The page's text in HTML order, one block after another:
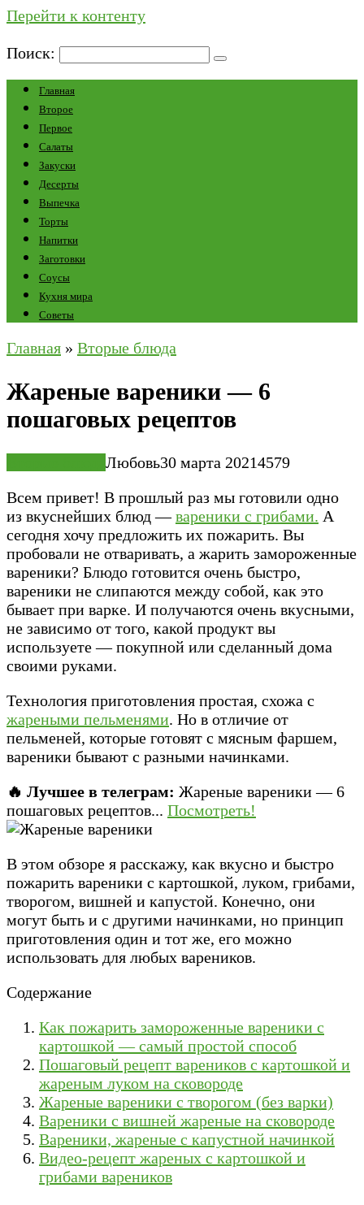
Перейти к контенту
Поиск:
Главная
Второе
Первое
Салаты
Закуски
Десерты
Выпечка
Торты
Напитки
Заготовки
Соусы
Кухня мира
Советы
Главная » Вторые блюда
Жареные вареники — 6
пошаговых рецептов
Любовь30 марта 20214579
Всем привет! В прошлый раз мы готовили одно
из вкуснейших блюд —вареники с грибами. А
сегодня хочу предложить их пожарить. Вы
пробовали не отваривать, а жарить замороженные
вареники? Блюдо готовится очень быстро,
вареники не слипаются между собой, как это
бывает при варке. И получаются очень вкусными,
не зависимо от того, какой продукт вы
используете — покупной или сделанный дома
своими руками.
Технология приготовления простая, схожа с
жареными пельменями. Но в отличие от
пельменей, которые готовят с мясным фаршем,
вареники бывают с разными начинками.
🔥 Лучшее в телеграм: Жареные вареники — 6
пошаговых рецептов... Посмотреть!
В этом обзоре я расскажу, как вкусно и быстро
пожарить вареники с картошкой, луком, грибами,
творогом, вишней и капустой. Конечно, они
могут быть и с другими начинками, но принцип
приготовления один и тот же, его можно
использовать для любых вареников.
Содержание
Как пожарить замороженные вареники с
картошкой — самый простой способ
Пошаговый рецепт вареников с картошкой и
жареным луком на сковороде
Жареные вареники с творогом (без варки)
Вареники с вишней жареные на сковороде
Вареники, жареные с капустной начинкой
Видео-рецепт жареных с картошкой и
грибами вареников